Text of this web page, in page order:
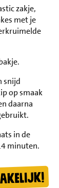
zakje,
met je
snijd
op smaak
daarna
in de
minuten.